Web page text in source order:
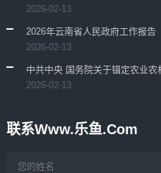
2026-02-13
2026年云南省人民政府工作报告
2026-02-13
中共中央 国务院关于锚定农业农
2026-02-13
联系www.乐鱼.com